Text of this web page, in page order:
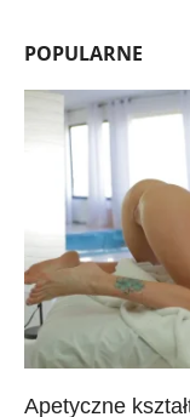
POPULARNE
Apetyczne